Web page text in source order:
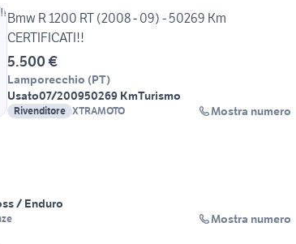
Bmw R 1200 RT (2008 - 09) - 50269 Km
CERTIFICATI!!
5.500 €
Lamporecchio (PT)
Usato07/200950269 KmTurismo
Rivenditore XTRAMOTO Mostra numero
/ Enduro
Mostra numero